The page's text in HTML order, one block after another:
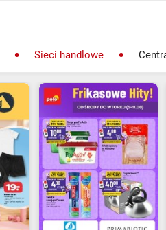
Sieci handlowe